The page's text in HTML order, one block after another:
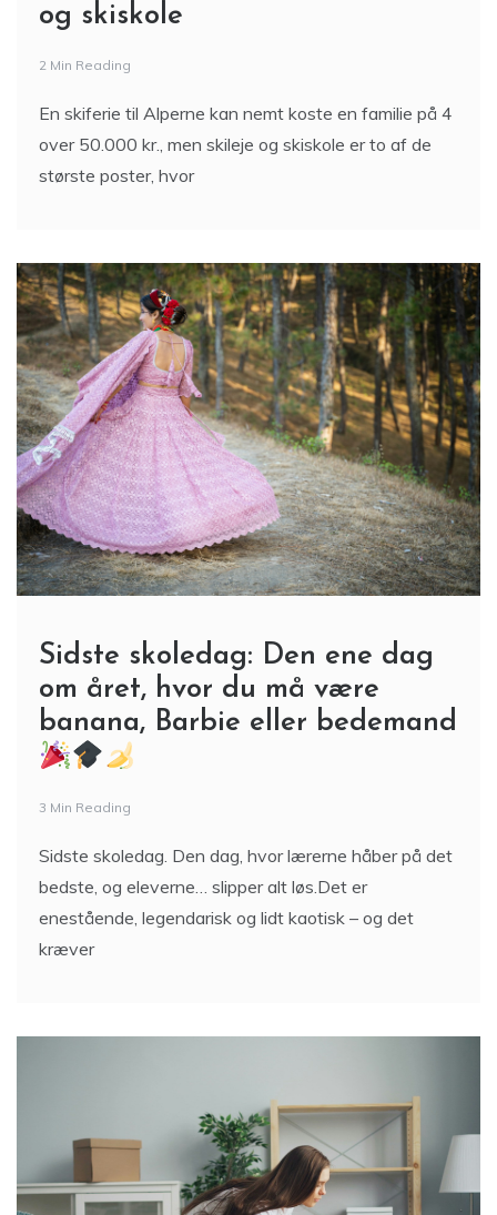
og skiskole
2 Min Reading
En skiferie til Alperne kan nemt koste en familie på 4
over 50.000 kr., men skileje og skiskole er to af de
største poster, hvor
Sidste skoledag: Den ene dag
om året, hvor du må være
banana, Barbie eller bedemand
3 Min Reading
Sidste skoledag. Den dag, hvor lærerne håber på det
bedste, og eleverne… slipper alt løs.Det er
enestående, legendarisk og lidt kaotisk – og det
kræver